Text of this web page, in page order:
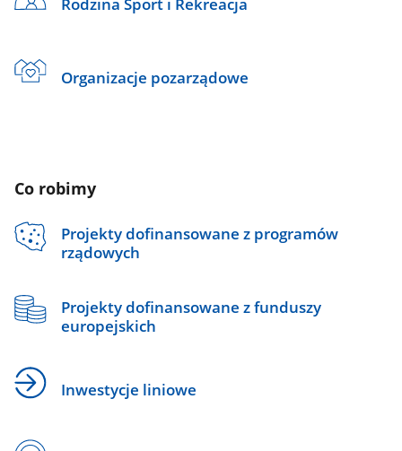
Organizacje pozarządowe
Co robimy
Projekty dofinansowane z programów
rządowych
Projekty dofinansowane z funduszy
europejskich
Inwestycje liniowe